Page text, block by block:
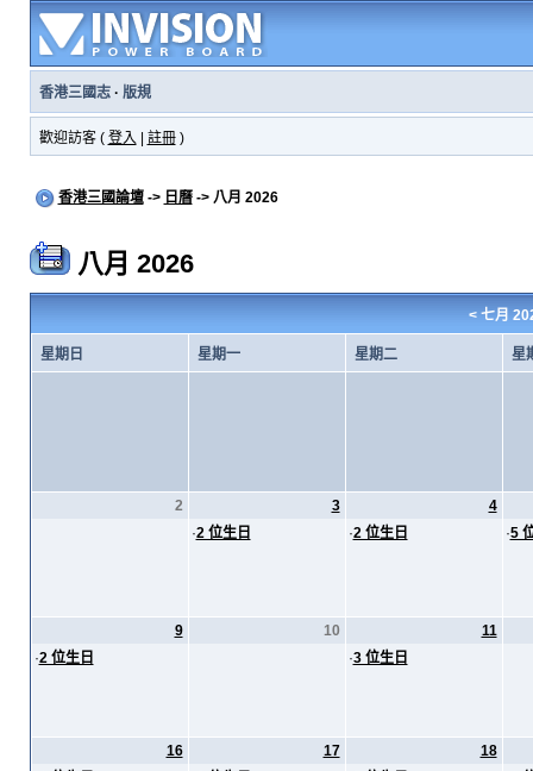
香港三國志· 版規
歡迎訪客 ( 登入 註冊)
香港三國論壇-> 日曆-> 八月 2026
八月 2026
< 七月
星期日 星期一 星期二 星
2
3
·2 位生日
4
·2 位生日 ·5
9
·2 位生日
10
11
·3 位生日
16
17
18